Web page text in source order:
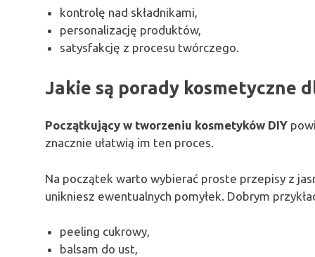
kontrolę nad składnikami,
personalizację produktów,
satysfakcję z procesu twórczego.
Jakie są porady kosmetyczne
Początkujący w tworzeniu kosmetyków DIY
znacznie ułatwią im ten proces.
Na początek warto wybierać proste przepisy z
unikniesz ewentualnych pomyłek. Dobrym
peeling cukrowy,
balsam do ust,